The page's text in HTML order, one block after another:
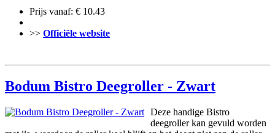
Prijs vanaf: € 10.43
>> Officiële website
Bodum Bistro Deegroller - Zwart
Deze handige Bistro
deegroller kan gevuld worden